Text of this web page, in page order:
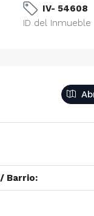
IV- 54608
ID del Inmueble
Barrio:
Alquiler De Anexo
Centro Comercial
Prados del Este,